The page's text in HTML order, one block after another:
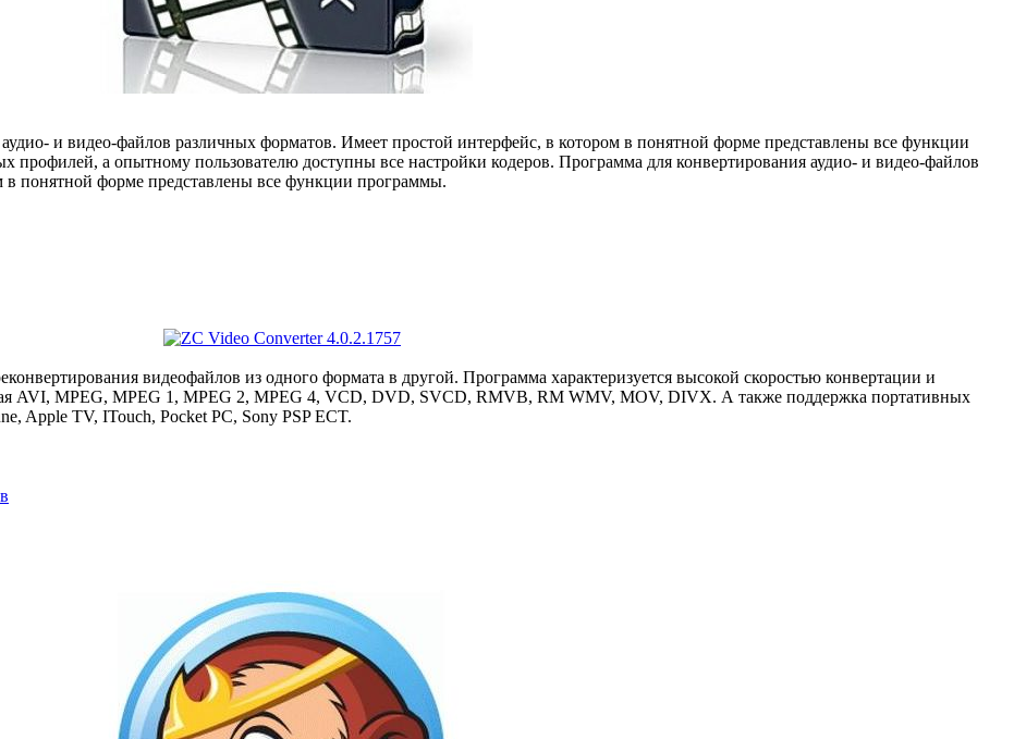
и видео-файлов различных форматов. Имеет простой интерфейс, в котором в понятной форме представлены все функции
профилей, а опытному пользователю доступны все настройки кодеров. Программа для конвертирования аудио- и видео-файлов
понятной форме представлены все функции программы.
видеофайлов из одного формата в другой. Программа характеризуется высокой скоростью конвертации и
AVI, MPEG, MPEG 1, MPEG 2, MPEG 4, VCD, DVD, SVCD, RMVB, RM WMV, MOV, DIVX. А также поддержка портативных
Apple TV, ITouch, Pocket PC, Sony PSP ECT.